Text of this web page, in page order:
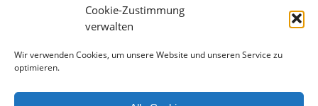
Cookie-Zustimmung
verwalten
Wir verwenden Cookies, um unsere Website und unseren Service zu
optimieren.